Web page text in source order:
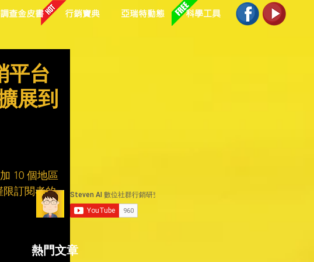
查金皮書 行銷寶典 亞瑞特動態 科學工具
平台
展到
10 個地區
限訂閱者的
熱門文章